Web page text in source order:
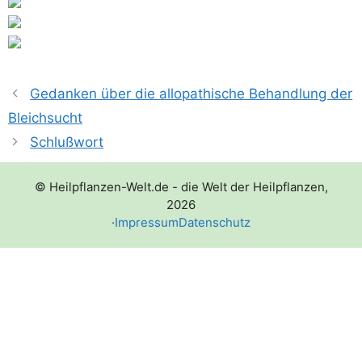
Gedanken über die allopathische Behandlung der
Bleichsucht
Schlußwort
© Heilpflanzen-Welt.de - die Welt der Heilpflanzen,
2026
·ImpressumDatenschutz